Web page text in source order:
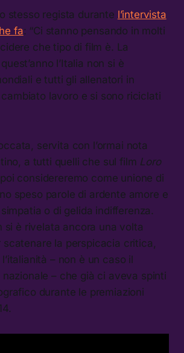
stesso regista durante l’intervista
fa: “Ci stanno pensando in molti
che tipo di film è. La
l’Italia non si è
e tutti gli allenatori in
lavoro e si sono riciclati
servita con l’ormai nota
a tutti quelli che sul film Loro
considereremo come unione di
speso parole di ardente amore e
o di gelida indifferenza.
si è rivelata ancora una volta
scatenare la perspicacia critica,
– non è un caso il
– che già ci aveva spinti
durante le premiazioni